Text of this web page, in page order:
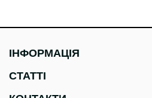
ІНФОРМАЦІЯ
СТАТТІ